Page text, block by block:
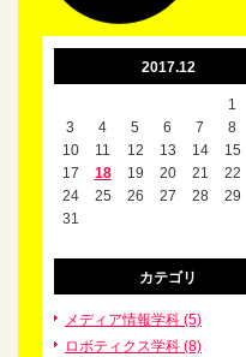
2017.12
1
3
4 5 6 7 8
10
11 12 13 14 15
17
18 19 20 21 22
24
25 26 27 28 29
31
カテゴリ
メディア情報学科 (5)
ロボティクス学科 (8)